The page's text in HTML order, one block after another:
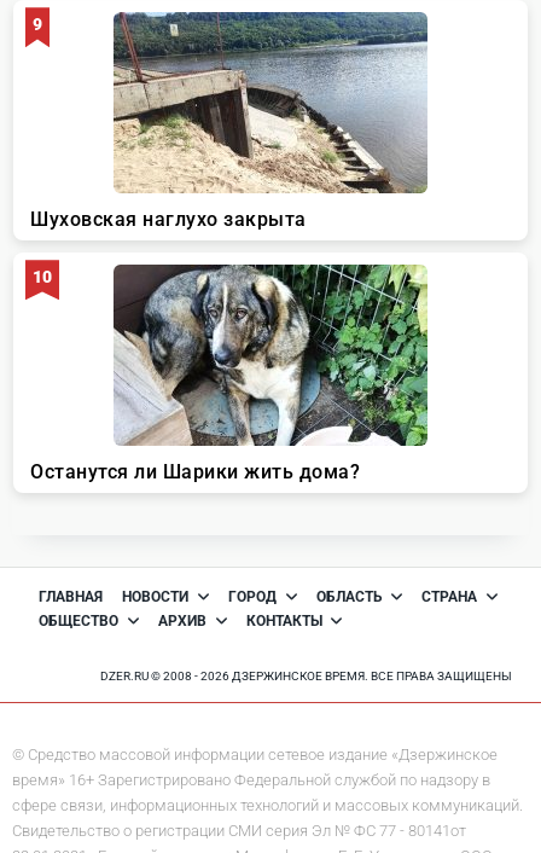
ГЛАВНАЯ НОВОСТИ ГОРОД ОБЛАСТЬ
СТРАНА
ОБЩЕСТВО
АРХИВ КОНТАКТЫ
DZER.RU © 2008 - 2026 ДЗЕРЖИНСКОЕ ВРЕМЯ. ВСЕ ПРАВА ЗАЩИЩЕНЫ
© Средство массовой информации сетевое издание «Дзержинское
время» 16+ Зарегистрировано Федеральной службой по надзору в
сфере связи, информационных технологий и массовых коммуникаций.
Свидетельство о регистрации СМИ серия Эл № ФС 77 - 80141от